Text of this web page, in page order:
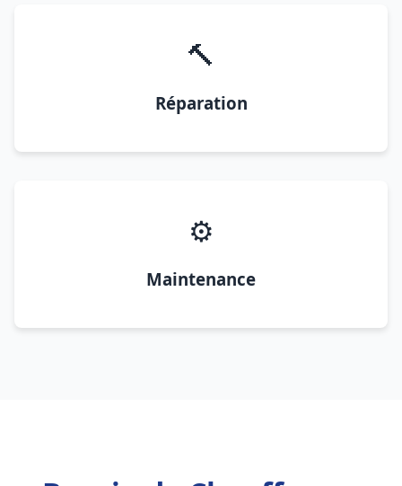
🔨
Réparation
⚙️
Maintenance